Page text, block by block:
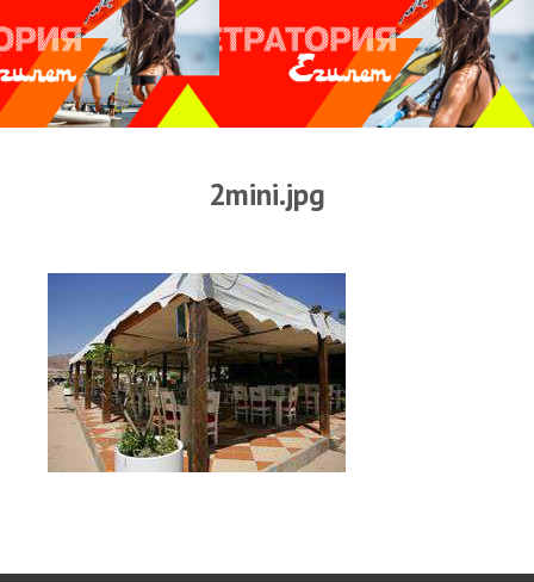
Отель Canion
Прогноз погоды
Оборудование
Виртуальный тур Ганет Синай
Дахаб
ВиндСерфКидс
Новости
Медиа
2mini.jpg